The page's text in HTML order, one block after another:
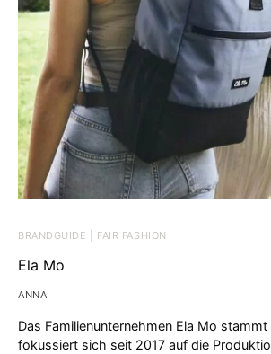
BRANDGUIDE | FAIR FASHION
Ela Mo
ANNA
Das Familienunternehmen Ela Mo
fokussiert sich seit 2017 auf die